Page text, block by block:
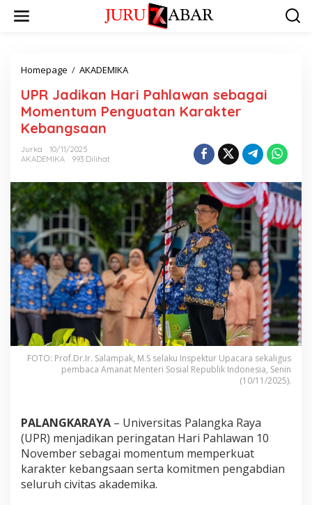
Homepage / AKADEMIKA
UPR Jadikan Hari Pahlawan sebagai
Momentum Penguatan Karakter
Kebangsaan
Jurka
10/11/2025
AKADEMIKA
993 Dilihat
FOTO: Prof.Dr.Ir. Salampak, M.S selaku Inspektur Upacara sekaligus
pembaca Amanat Menteri Sosial Republik Indonesia, Senin
(10/11/2025).
PALANGKARAYA – Universitas Palangka Raya
(UPR) menjadikan peringatan Hari Pahlawan 10
November sebagai momentum memperkuat
karakter kebangsaan serta komitmen pengabdian
seluruh civitas akademika.